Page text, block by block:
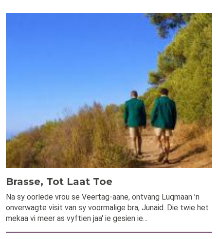
Brasse, Tot Laat Toe
Na sy oorlede vrou se Veertag-aane, ontvang Luqmaan ’n
onverwagte visit van sy voormalige bra, Junaid. Die twie het
mekaa vi meer as vyftien jaa' ie gesien ie...